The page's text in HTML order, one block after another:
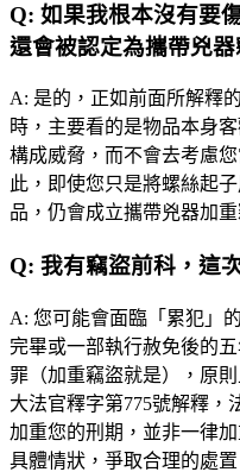
Q: 如果我根本沒有要
還會被認定為攜帶兇器
A: 是的，正如前面所解釋
時，主要看的是物品本身
構成威脅，而不會去考慮
此，即使您只是將螺絲起
品，仍會成立攜帶兇器加重
Q: 我有竊盜前科，這
A: 您可能會面臨「累犯」
完畢或一部執行赦免後的
罪（加重竊盜就是），原
大法官釋字第775號解釋，
加重您的刑期，並非一律
具體情狀，爭取合理的處置